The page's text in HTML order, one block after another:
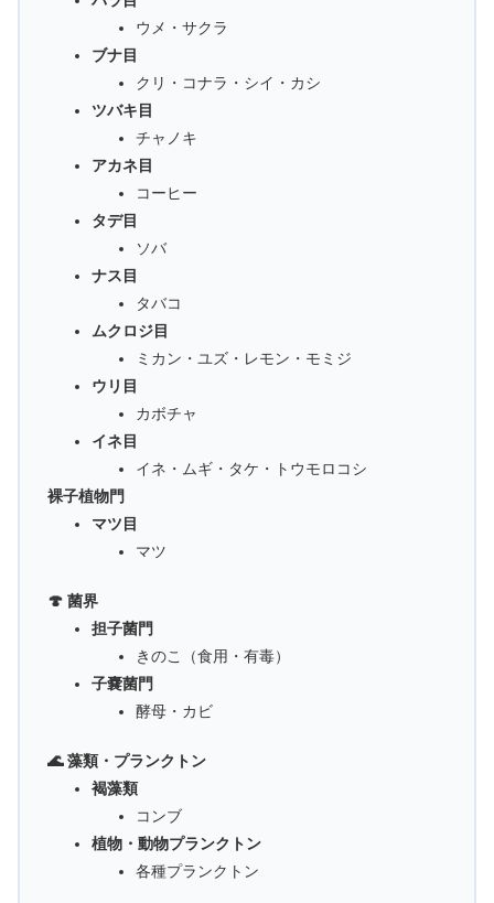
ウメ・サクラ
ブナ目
クリ・コナラ・シイ・カシ
ツバキ目
チャノキ
アカネ目
コーヒー
タデ目
ソバ
ナス目
タバコ
ムクロジ目
ミカン・ユズ・レモン・モミジ
ウリ目
カボチャ
イネ目
イネ・ムギ・タケ・トウモロコシ
裸子植物門
マツ目
マツ
🍄 菌界
担子菌門
きのこ（食用・有毒）
子嚢菌門
酵母・カビ
🌊 藻類・プランクトン
褐藻類
コンブ
植物・動物プランクトン
各種プランクトン